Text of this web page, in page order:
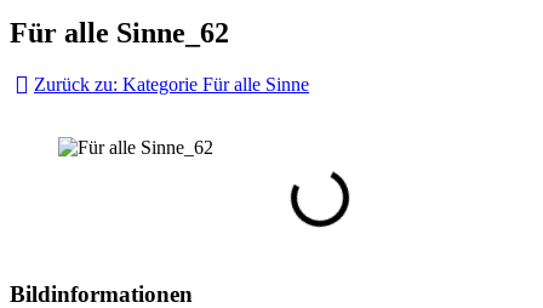
Für alle Sinne_62
Zurück zu: Kategorie Für alle Sinne
Bildinformationen